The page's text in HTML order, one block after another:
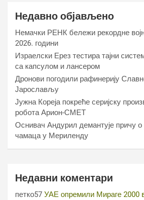
Недавно објављено
Немачки РЕНК бележи рекордне
2026. години
Израелски Ерез тестира тајни
са капсулом и лансером
Дронови погодили рафинерију
Јарослављу
Јужна Кореја покреће серијску
робота Арион-СМЕТ
Оснивач Андурил демантује причу
чамаца у Мериленду
Недавни коментари
петко57 УАЕ опремили Мираге 2000